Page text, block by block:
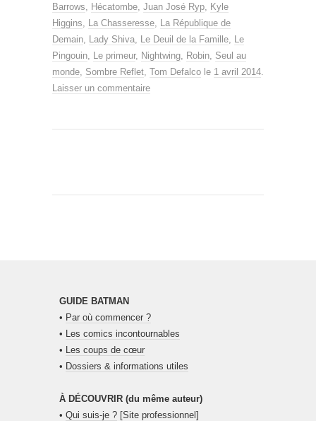
Barrows
Hécatombe Juan José Ryp
Kyle
Higgins
La Chasseresse
La République de
Demain
Lady Shiva Le Deuil de la Famille
Le
Pingouin
Le primeur, Nightwing Robin Seul au
monde Sombre Reflet Tom Defalco le 1 avril 2014
Laisser un commentaire
GUIDE BATMAN
• Par où commencer ?
•
Les comics incontournables
•
Les coups de cœur
• Dossiers & informations utiles
À DÉCOUVRIR (du même auteur)
• Qui suis-je ? [Site professionnel]